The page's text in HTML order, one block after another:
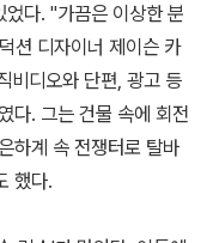
다. "가끔은 이상한 분
션 디자이너 제이슨 카
비디오와 단편, 광고 등
다. 그는 건물 속에 회전
하계 속 전쟁터로 탈바
했다.